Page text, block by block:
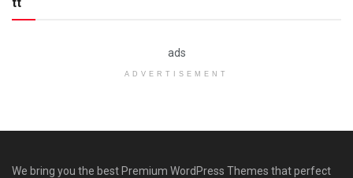
ads
ADVERTISEMENT
We bring you the best Premium WordPress Themes that perfect